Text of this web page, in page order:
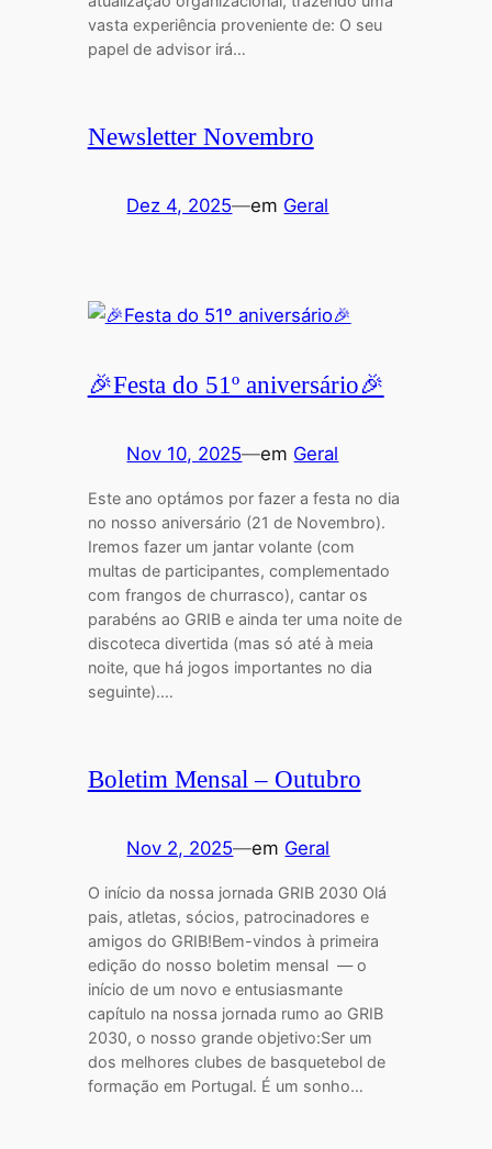
vasta experiência proveniente de: O seu
papel de advisor irá…
Newsletter Novembro
Dez 4, 2025—em Geral
🎉Festa do 51º aniversário🎉
Nov 10, 2025—em Geral
Este ano optámos por fazer a festa no dia
no nosso aniversário (21 de Novembro).
Iremos fazer um jantar volante (com
multas de participantes, complementado
com frangos de churrasco), cantar os
parabéns ao GRIB e ainda ter uma noite de
discoteca divertida (mas só até à meia
noite, que há jogos importantes no dia
seguinte).…
Boletim Mensal – Outubro
Nov 2, 2025—em Geral
O início da nossa jornada GRIB 2030 Olá
pais, atletas, sócios, patrocinadores e
amigos do GRIB!Bem-vindos à primeira
edição do nosso boletim mensal — o
início de um novo e entusiasmante
capítulo na nossa jornada rumo ao GRIB
2030, o nosso grande objetivo:Ser um
dos melhores clubes de basquetebol de
formação em Portugal. É um sonho…